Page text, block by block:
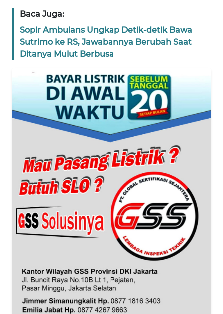
Baca Juga:
Sopir Ambulans Ungkap Detik-detik Bawa
Sutrimo ke RS, Jawabannya Berubah Saat
Ditanya Mulut Berbusa
DISCLAIMER
WN
SUMUT
WN
JAKARTA
WN
WN
BANTEN
NTT
WN